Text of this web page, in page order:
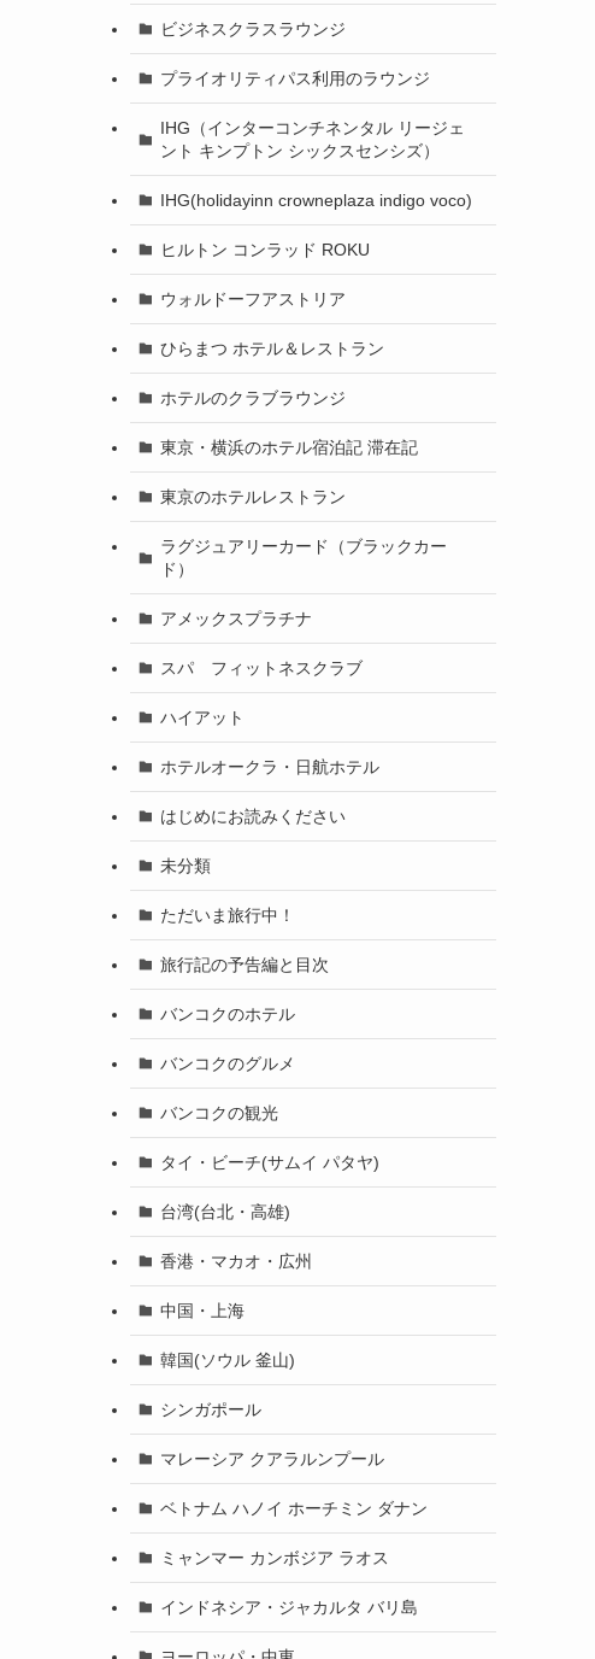
ビジネスクラスラウンジ
プライオリティパス利用のラウンジ
IHG（インターコンチネンタル リージェ
ント キンプトン シックスセンシズ）
IHG(holidayinn crowneplaza indigo voco)
ヒルトン コンラッド ROKU
ウォルドーフアストリア
ひらまつ ホテル＆レストラン
ホテルのクラブラウンジ
東京・横浜のホテル宿泊記 滞在記
東京のホテルレストラン
ラグジュアリーカード（ブラックカー
ド）
アメックスプラチナ
スパ フィットネスクラブ
ハイアット
ホテルオークラ・日航ホテル
はじめにお読みください
未分類
ただいま旅行中！
旅行記の予告編と目次
バンコクのホテル
バンコクのグルメ
バンコクの観光
タイ・ビーチ(サムイ パタヤ)
台湾(台北・高雄)
香港・マカオ・広州
中国・上海
韓国(ソウル 釜山)
シンガポール
マレーシア クアラルンプール
ベトナム ハノイ ホーチミン ダナン
ミャンマー カンボジア ラオス
インドネシア・ジャカルタ バリ島